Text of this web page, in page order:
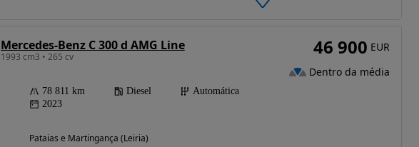
Mercedes-Benz C 300 d AMG Line
1993 cm3 • 265 cv
78 811 km Diesel
Automática
2023
Pataias e Martingança (Leiria)
46 900 EUR
Dentro da média